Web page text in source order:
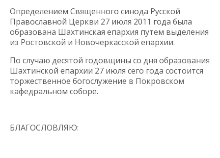
Определением Священного синода Русской
Православной Церкви 27 июля 2011 года была
образована Шахтинская епархия путем выделения
из Ростовской и Новочеркасской епархии.
По случаю десятой годовщины со дня образования
Шахтинской епархии 27 июля сего года состоится
торжественное богослужение в Покровском
кафедральном соборе.
БЛАГОСЛОВЛЯЮ: